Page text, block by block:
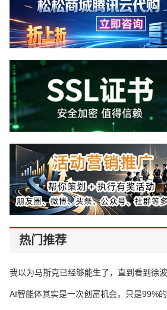
热门推荐
我以为马斯克已经够能生了，直到看到
AI智能体其实是一次创富机会，只是99%